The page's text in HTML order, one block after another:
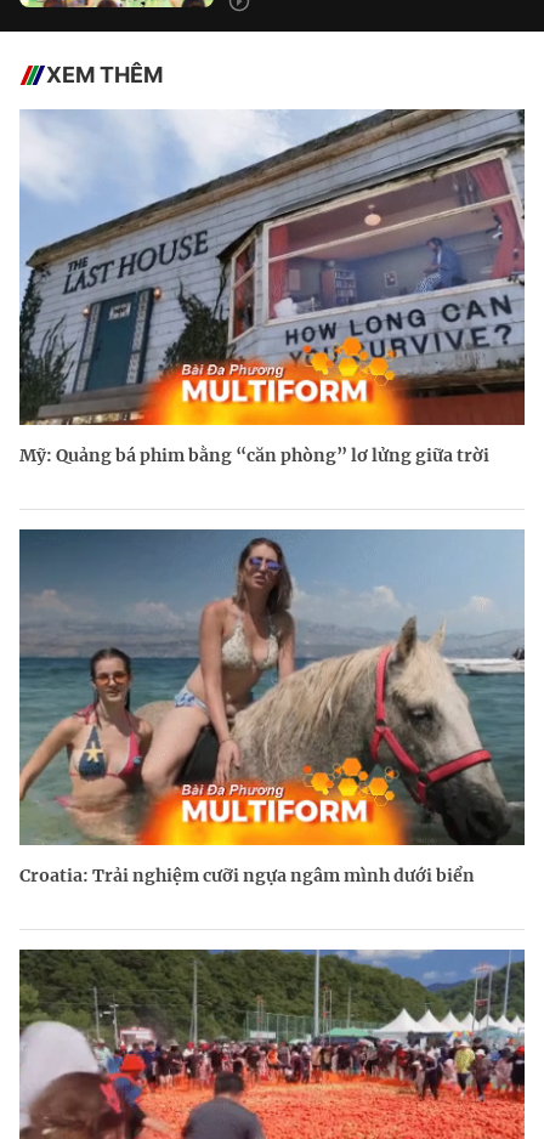
XEM THÊM
Mỹ: Quảng bá phim bằng “căn phòng” lơ lửng giữa trời
Croatia: Trải nghiệm cưỡi ngựa ngâm mình dưới biển